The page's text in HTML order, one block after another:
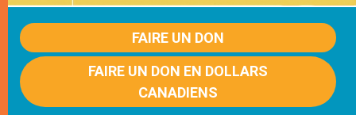
FAIRE UN DON
FAIRE UN DON EN DOLLARS
CANADIENS